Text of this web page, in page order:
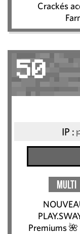
Crackés
50
IP :
Multi
Premiums